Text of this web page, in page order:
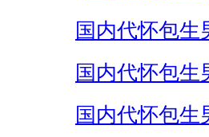
国内代怀包生
国内代怀包生
国内代怀包生